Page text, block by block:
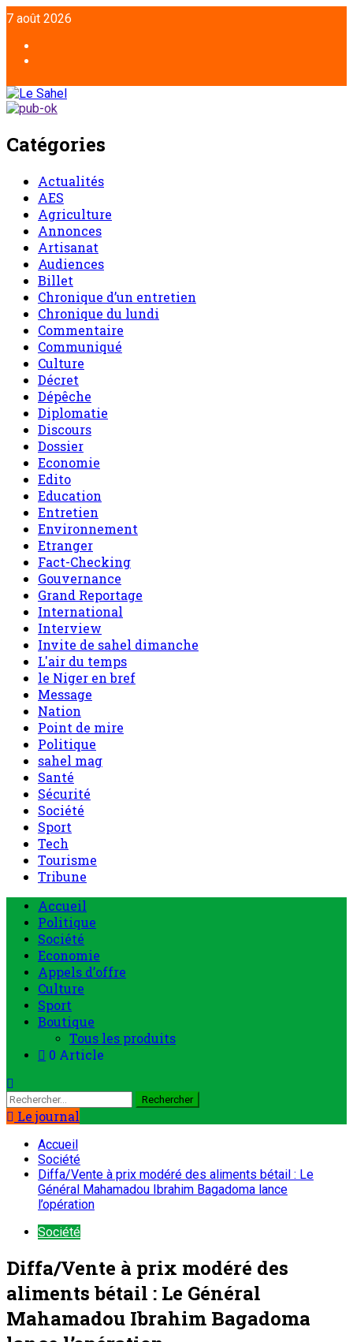
7 août 2026
Catégories
Actualités
AES
Agriculture
Annonces
Artisanat
Audiences
Billet
Chronique d’un entretien
Chronique du lundi
Commentaire
Communiqué
Culture
Décret
Dépêche
Diplomatie
Discours
Dossier
Economie
Edito
Education
Entretien
Environnement
Etranger
Fact-Checking
Gouvernance
Grand Reportage
International
Interview
Invite de sahel dimanche
L'air du temps
le Niger en bref
Message
Nation
Point de mire
Politique
sahel mag
Santé
Sécurité
Société
Sport
Tech
Tourisme
Tribune
Accueil
Politique
Société
Economie
Appels d’offre
Culture
Sport
Boutique
Tous les produits
0 Article
Le journal
Accueil
Société
Diffa/Vente à prix modéré des aliments bétail : Le
Général Mahamadou Ibrahim Bagadoma lance
l’opération
Société
Diffa/Vente à prix modéré des
aliments bétail : Le Général
Mahamadou Ibrahim Bagadoma